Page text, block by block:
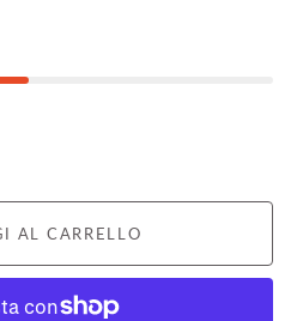
AL CARRELLO